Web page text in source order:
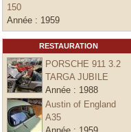
150
Année : 1959
RESTAURATION
PORSCHE 911 3.2
TARGA JUBILE
Année : 1988
Austin of England
A35